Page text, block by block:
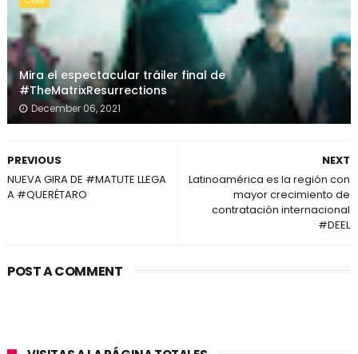
Mira el espectacular tráiler final de
#TheMatrixResurrections
December 06, 2021
NEXT
Latinoamérica es la región con
mayor crecimiento de
contratación internacional
#DEEL
PREVIOUS
NUEVA GIRA DE #MATUTE LLEGA
A #QUERÉTARO
POST A COMMENT